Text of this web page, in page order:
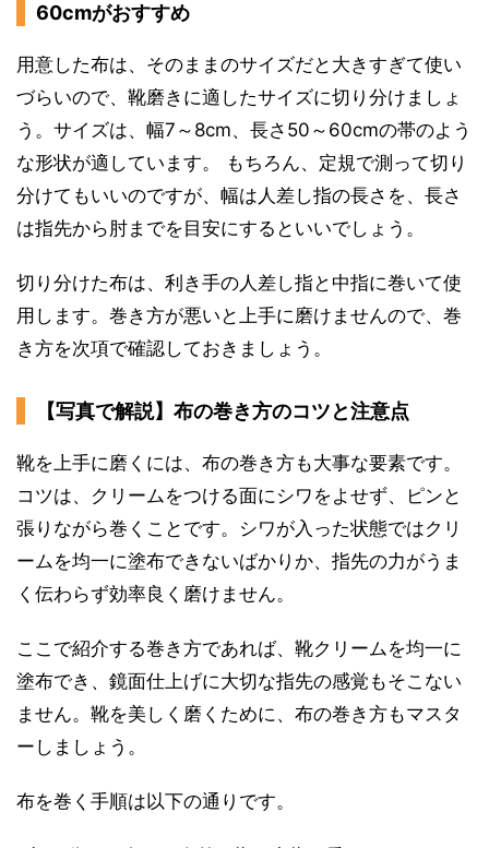
60cmがおすすめ
用意した布は、そのままのサイズだと大きすぎて使い
づらいので、靴磨きに適したサイズに切り分けましょ
う。サイズは、幅7～8cm、長さ50～60cmの帯のよう
な形状が適しています。 もちろん、定規で測って切り
分けてもいいのですが、幅は人差し指の長さを、長さ
は指先から肘までを目安にするといいでしょう。
切り分けた布は、利き手の人差し指と中指に巻いて使
用します。巻き方が悪いと上手に磨けませんので、巻
き方を次項で確認しておきましょう。
【写真で解説】布の巻き方のコツと注意点
靴を上手に磨くには、布の巻き方も大事な要素です。
コツは、クリームをつける面にシワをよせず、ピンと
張りながら巻くことです。シワが入った状態ではクリ
ームを均一に塗布できないばかりか、指先の力がうま
く伝わらず効率良く磨けません。
ここで紹介する巻き方であれば、靴クリームを均一に
塗布でき、鏡面仕上げに大切な指先の感覚もそこない
ません。靴を美しく磨くために、布の巻き方もマスタ
ーしましょう。
布を巻く手順は以下の通りです。